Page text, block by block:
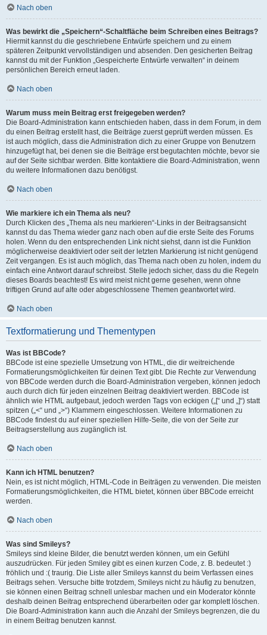
Nach oben
Was bewirkt die „Speichern“-Schaltfläche beim Schreiben eines Beitrags?
Hiermit kannst du die geschriebene Entwürfe speichern und zu einem
späteren Zeitpunkt vervollständigen und absenden. Den gesicherten Beitrag
kannst du mit der Funktion „Gespeicherte Entwürfe verwalten“ in deinem
persönlichen Bereich erneut laden.
Nach oben
Warum muss mein Beitrag erst freigegeben werden?
Die Board-Administration kann entschieden haben, dass in dem Forum, in dem
du einen Beitrag erstellt hast, die Beiträge zuerst geprüft werden müssen. Es
ist auch möglich, dass die Administration dich zu einer Gruppe von Benutzern
hinzugefügt hat, bei denen sie die Beiträge erst begutachten möchte, bevor sie
auf der Seite sichtbar werden. Bitte kontaktiere die Board-Administration, wenn
du weitere Informationen dazu benötigst.
Nach oben
Wie markiere ich ein Thema als neu?
Durch Klicken des „Thema als neu markieren“-Links in der Beitragsansicht
kannst du das Thema wieder ganz nach oben auf die erste Seite des Forums
holen. Wenn du den entsprechenden Link nicht siehst, dann ist die Funktion
möglicherweise deaktiviert oder seit der letzten Markierung ist nicht genügend
Zeit vergangen. Es ist auch möglich, das Thema nach oben zu holen, indem du
einfach eine Antwort darauf schreibst. Stelle jedoch sicher, dass du die Regeln
dieses Boards beachtest! Es wird meist nicht gerne gesehen, wenn ohne
triftigen Grund auf alte oder abgeschlossene Themen geantwortet wird.
Nach oben
Textformatierung und Thementypen
Was ist BBCode?
BBCode ist eine spezielle Umsetzung von HTML, die dir weitreichende
Formatierungsmöglichkeiten für deinen Text gibt. Die Rechte zur Verwendung
von BBCode werden durch die Board-Administration vergeben, können jedoch
auch durch dich für jeden einzelnen Beitrag deaktiviert werden. BBCode ist
ähnlich wie HTML aufgebaut, jedoch werden Tags von eckigen („[“ und „]“) statt
spitzen („<“ und „>“) Klammern eingeschlossen. Weitere Informationen zu
BBCode findest du auf einer speziellen Hilfe-Seite, die von der Seite zur
Beitragserstellung aus zugänglich ist.
Nach oben
Kann ich HTML benutzen?
Nein, es ist nicht möglich, HTML-Code in Beiträgen zu verwenden. Die meisten
Formatierungsmöglichkeiten, die HTML bietet, können über BBCode erreicht
werden.
Nach oben
Was sind Smileys?
Smileys sind kleine Bilder, die benutzt werden können, um ein Gefühl
auszudrücken. Für jeden Smiley gibt es einen kurzen Code, z. B. bedeutet :)
fröhlich und :( traurig. Die Liste aller Smileys kannst du beim Verfassen eines
Beitrags sehen. Versuche bitte trotzdem, Smileys nicht zu häufig zu benutzen,
sie können einen Beitrag schnell unlesbar machen und ein Moderator könnte
deshalb deinen Beitrag entsprechend überarbeiten oder gar komplett löschen.
Die Board-Administration kann auch die Anzahl der Smileys begrenzen, die du
in einem Beitrag benutzen kannst.